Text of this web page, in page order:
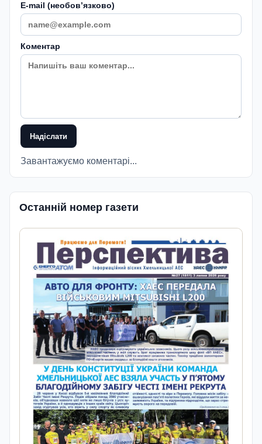
E-mail (необовʼязково)
Коментар
Надіслати
Завантажуємо коментарі...
Останній номер газети